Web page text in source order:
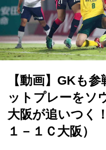
【動画】GKも
ットプレーをソ
大阪が追いつく
１－１Ｃ大阪）